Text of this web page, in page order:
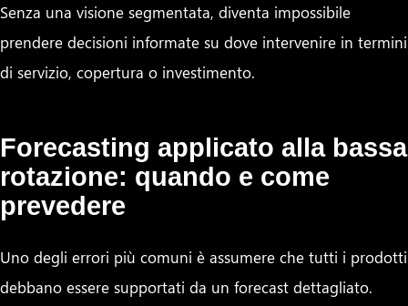
Senza una visione segmentata, diventa impossibile
prendere decisioni informate su dove intervenire in termini
di servizio, copertura o investimento.
Forecasting applicato alla bassa
rotazione: quando e come
prevedere
Uno degli errori più comuni è assumere che tutti i prodotti
debbano essere supportati da un forecast dettagliato.